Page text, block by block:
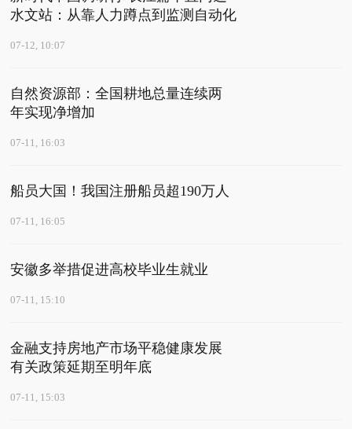
水文站：从靠人力蹲点到监测自动化
07-12, 10:07
自然资源部：全国耕地总量连续两
年实现净增加
07-11, 16:03
船员大国！我国注册船员超190万人
07-11, 16:05
安徽多举措促进高校毕业生就业
07-11, 15:10
金融支持房地产市场平稳健康发展
有关政策延期至明年底
07-11, 15:03